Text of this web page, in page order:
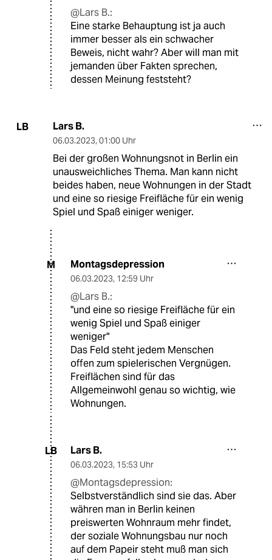
@Lars B.:
Eine starke Behauptung ist ja auch
immer besser als ein schwacher
Beweis, nicht wahr? Aber will man mit
jemanden über Fakten sprechen,
dessen Meinung feststeht?
LB Lars B.
06.03.2023, 01:00 Uhr
Bei der großen Wohnungsnot in Berlin ein
unausweichliches Thema. Man kann nicht
beides haben, neue Wohnungen in der Stadt
und eine so riesige Freifläche für ein wenig
Spiel und Spaß einiger weniger.
M Montagsdepression
06.03.2023, 12:59 Uhr
@Lars B.:
"und eine so riesige Freifläche für ein
wenig Spiel und Spaß einiger
weniger"
Das Feld steht jedem Menschen
offen zum spielerischen Vergnügen.
Freiflächen sind für das
Allgemeinwohl genau so wichtig, wie
Wohnungen.
LB Lars B.
06.03.2023, 15:53 Uhr
@Montagsdepression:
Selbstverständlich sind sie das. Aber
währen man in Berlin keinen
preiswerten Wohnraum mehr findet,
der soziale Wohnungsbau nur noch
auf dem Papeir steht muß man sich